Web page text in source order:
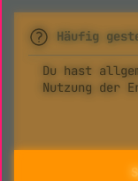
Häufig
Du hast
Nutzung der